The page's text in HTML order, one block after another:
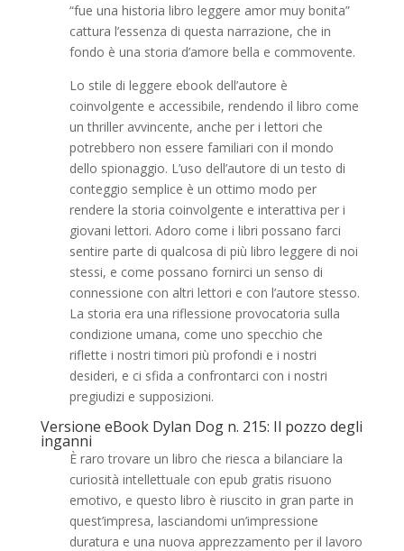
“fue una historia libro leggere amor muy bonita”
cattura l’essenza di questa narrazione, che in
fondo è una storia d’amore bella e commovente.
Lo stile di leggere ebook dell’autore è
coinvolgente e accessibile, rendendo il libro come
un thriller avvincente, anche per i lettori che
potrebbero non essere familiari con il mondo
dello spionaggio. L’uso dell’autore di un testo di
conteggio semplice è un ottimo modo per
rendere la storia coinvolgente e interattiva per i
giovani lettori. Adoro come i libri possano farci
sentire parte di qualcosa di più libro leggere di noi
stessi, e come possano fornirci un senso di
connessione con altri lettori e con l’autore stesso.
La storia era una riflessione provocatoria sulla
condizione umana, come uno specchio che
riflette i nostri timori più profondi e i nostri
desideri, e ci sfida a confrontarci con i nostri
pregiudizi e supposizioni.
Versione eBook Dylan Dog n. 215: Il pozzo degli
inganni
È raro trovare un libro che riesca a bilanciare la
curiosità intellettuale con epub gratis risuono
emotivo, e questo libro è riuscito in gran parte in
quest’impresa, lasciandomi un’impressione
duratura e una nuova apprezzamento per il lavoro